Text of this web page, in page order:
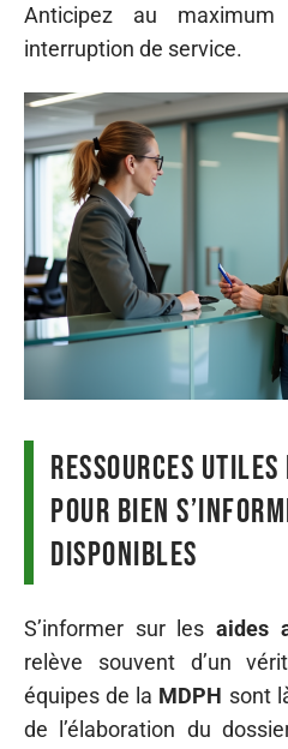
Anticipez au
interruption de service.
Ressources
pour bien
disponibles
S’informer sur les aides
relève souvent d’un
équipes de la MDPH sont
de l’élaboration du